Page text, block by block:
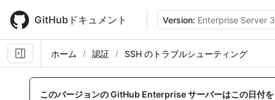
main
content
GitHubドキュメント Version: Enterprise Server
ホーム 認証 SSH のトラブルシューティング
このバージョンの GitHub Enterprise サーバーはこの日付